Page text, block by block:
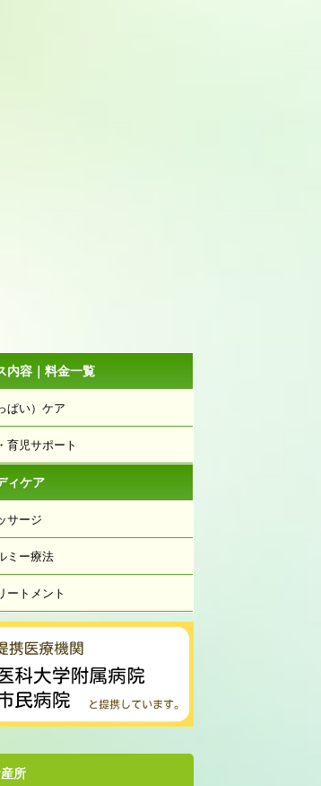
内容｜料金一覧
ぱい）ケア
育児サポート
ィケア
サージ
ミー療法
ートメント
所